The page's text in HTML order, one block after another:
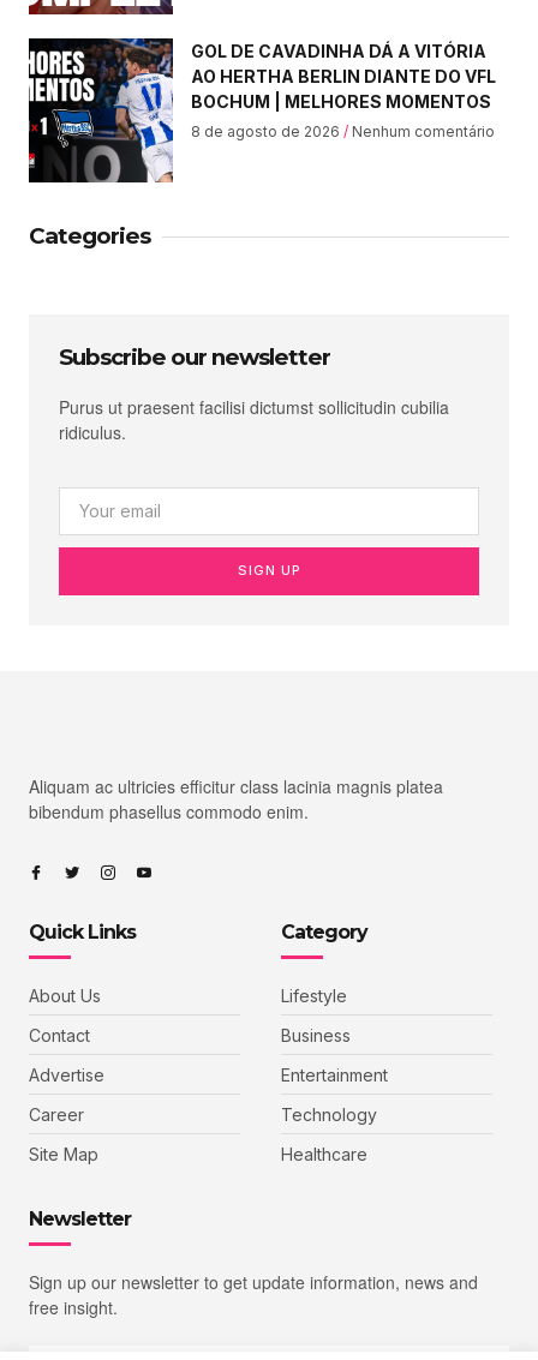
GOL DE CAVADINHA DÁ A VITÓRIA
AO HERTHA BERLIN DIANTE DO VFL
BOCHUM | MELHORES MOMENTOS
8 de agosto de 2026 Nenhum comentário
Categories
Subscribe our newsletter
Purus ut praesent facilisi dictumst sollicitudin cubilia
ridiculus.
SIGN UP
Aliquam ac ultricies efficitur class lacinia magnis platea
bibendum phasellus commodo enim.
Quick Links
About Us
Contact
Advertise
Career
Site Map
Category
Lifestyle
Business
Entertainment
Technology
Healthcare
Newsletter
Sign up our newsletter to get update information, news and
free insight.